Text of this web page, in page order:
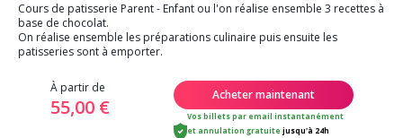
Cours de patisserie Parent - Enfant ou l'on réalise ensemble 3 recettes à
base de chocolat.
On réalise ensemble les préparations culinaire puis ensuite les
patisseries sont à emporter.
À partir de
55,00 €
Acheter maintenant
Vos billets par email instantanément
etannulation gratuite jusqu'à 24h